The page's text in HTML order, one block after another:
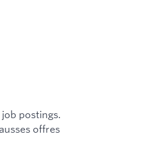
postings.
offres